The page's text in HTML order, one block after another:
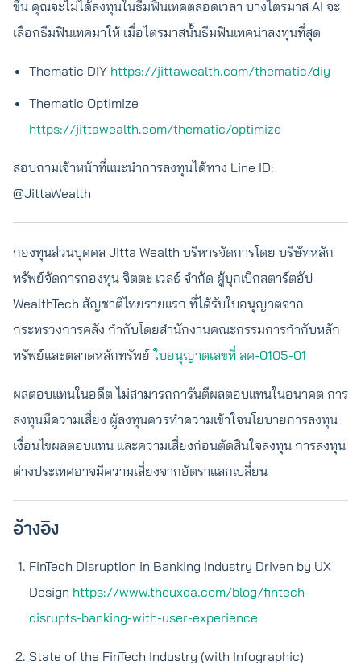
ขึ้น คุณจะไม่ได้ลงทุนในธีมฟินเทคตลอดเวลา บางไตรมาส AI จะ
เลือกธีมฟินเทคมาให้ เมื่อไตรมาสนั้นธีมฟินเทคน่าลงทุนที่สุด
Thematic DIY https://jittawealth.com/thematic/diy
Thematic Optimize
https://jittawealth.com/thematic/optimize
สอบถามเจ้าหน้าที่แนะนำการลงทุนได้ทาง Line ID:
@JittaWealth
กองทุนส่วนบุคคล Jitta Wealth บริหารจัดการโดย บริษัทหลัก
ทรัพย์จัดการกองทุน จิตตะ เวลธ์ จำกัด ผู้บุกเบิกสตาร์ตอัป
WealthTech สัญชาติไทยรายแรก ที่ได้รับใบอนุญาตจาก
กระทรวงการคลัง กำกับโดยสำนักงานคณะกรรมการกำกับหลัก
ทรัพย์และตลาดหลักทรัพย์ ใบอนุญาตเลขที่ ลค-0105-01
ผลตอบแทนในอดีต ไม่สามารถการันตีผลตอบแทนในอนาคต การ
ลงทุนมีความเสี่ยง ผู้ลงทุนควรทำความเข้าใจนโยบายการลงทุน
เงื่อนไขผลตอบแทน และความเสี่ยงก่อนตัดสินใจลงทุน การลงทุน
ต่างประเทศอาจมีความเสี่ยงจากอัตราแลกเปลี่ยน
อ้างอิง
FinTech Disruption in Banking Industry Driven by UX
Design https://www.theuxda.com/blog/fintech-
disrupts-banking-with-user-experience
State of the FinTech Industry (with Infographic)